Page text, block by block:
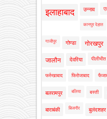
इलाहाबाद उन्नाव
कानपुर देहात
गाजीपुर गोण्डा गोरखपुर
जालौन देवरिया पीलीभीत
फर्रुखाबाद फिरोजाबाद
बलरामपुर बलिया बस्ती
बाराबंकी बिजनौर बुलंदशहर